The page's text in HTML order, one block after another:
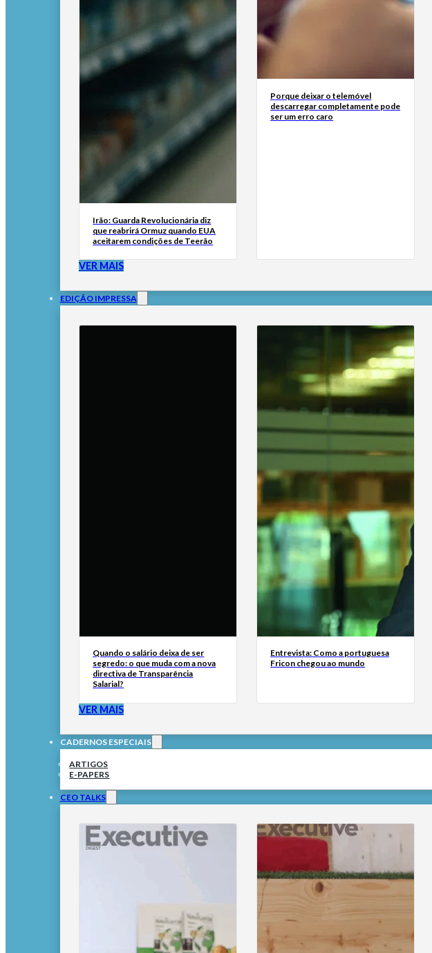
Irão: Guarda Revolucionária diz
que reabrirá Ormuz quando EUA
aceitarem condições de Teerão
Porque deixar o telemóvel
descarregar completamente pode
ser um erro caro
VER MAIS
EDIÇÃO IMPRESSA
Quando o salário deixa de ser
segredo: o que muda com a nova
directiva de Transparência
Salarial?
Entrevista: Como a portuguesa
Fricon chegou ao mundo
VER MAIS
CADERNOS ESPECIAIS
ARTIGOS
E-PAPERS
CEO TALKS